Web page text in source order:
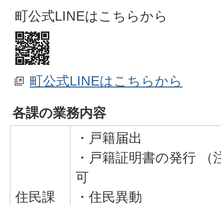
町公式LINEはこちらから
町公式LINEはこちらから
各課の業務内容
住民課
・戸籍届出
・戸籍証明書の発行
可
・住民異動